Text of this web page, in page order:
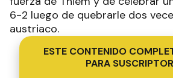
6-2 luego de quebrarle dos
austriaco.
ESTE CONTENIDO
PARA